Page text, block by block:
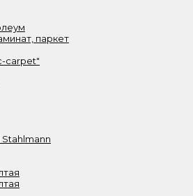
паркет
carpet"